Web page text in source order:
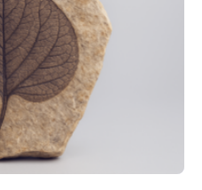
in der Bäckerhefe
der für die
entscheidend ist. Die
2025 in der